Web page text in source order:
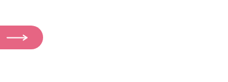
すべて切除したからと言って転移再発のリス
、85.3%）または乳管内癌（n =
歳）を特定しました。
BRCA1 あるいは2、それ以外の異常も含め
である。
り、全員には当てはまらない」と、Cai氏は
めには、患者の年齢や人種などの個人的要
的証拠に基づいて評価され、勧告の強度は